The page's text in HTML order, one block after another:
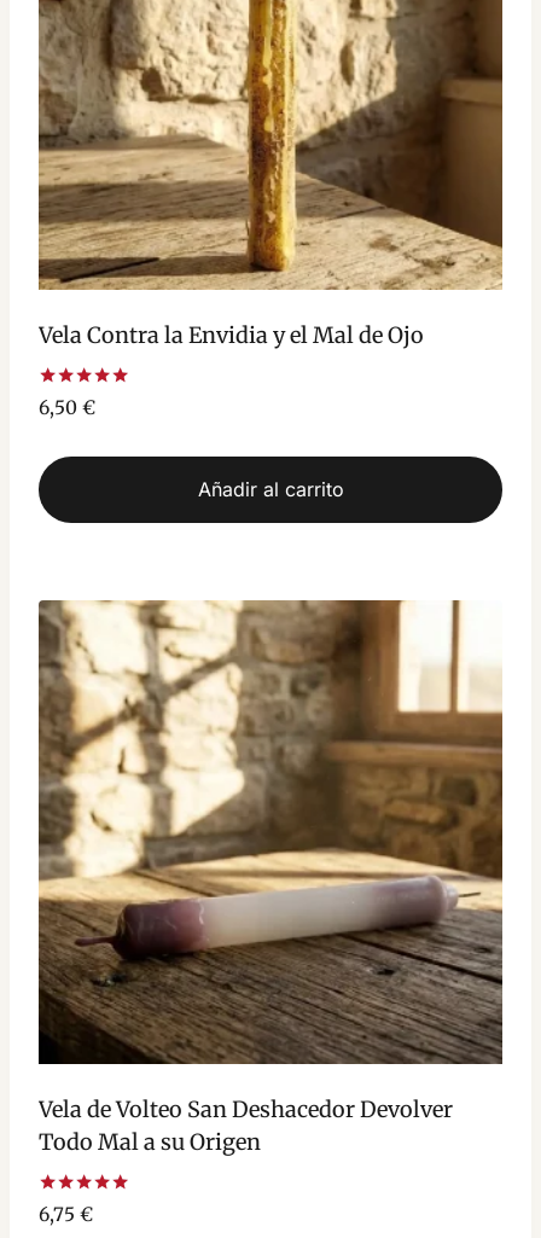
Vela Contra la Envidia y el Mal de Ojo
Valorado
con
de 5
6,50 €
Añadir al carrito
Vela de Volteo San Deshacedor Devolver
Todo Mal a su Origen
Valorado
con
6,75 €